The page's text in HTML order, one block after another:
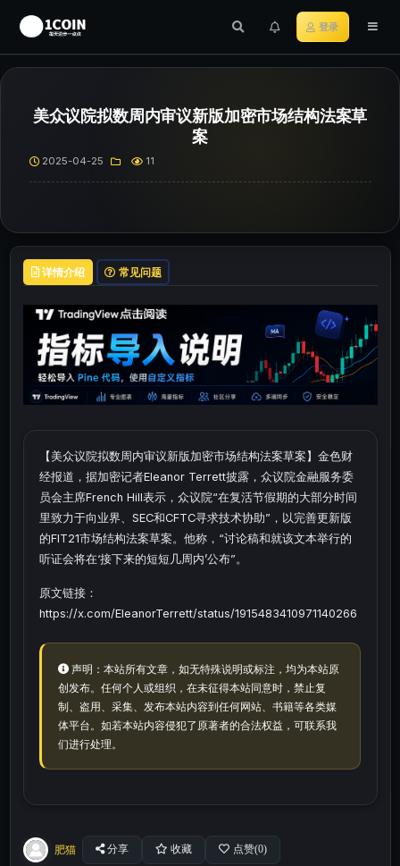
登录
美众议院拟数周内审议新版加密市场结构法案草
案
2025-04-25 11
详情介绍 常见问题
【美众议院拟数周内审议新版加密市场结构法案草案】金色财
经报道，据加密记者Eleanor Terrett披露，众议院金融服务委
员会主席French Hill表示，众议院“在复活节假期的大部分时间
里致力于向业界、SEC和CFTC寻求技术协助”，以完善更新版
的FIT21市场结构法案草案。他称，“讨论稿和就该文本举行的
听证会将在‘接下来的短短几周内’公布”。
原文链接：
https://x.com/EleanorTerrett/status/1915483410971140266
声明：本站所有文章，如无特殊说明或标注，均为本站原
创发布。任何个人或组织，在未征得本站同意时，禁止复
制、盗用、采集、发布本站内容到任何网站、书籍等各类媒
体平台。如若本站内容侵犯了原著者的合法权益，可联系我
们进行处理。
肥猫 分享 收藏 点赞(0)